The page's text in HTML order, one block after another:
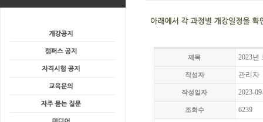
제목 2023년
작성자 관리자
작성일자 2023-
조회수 6239